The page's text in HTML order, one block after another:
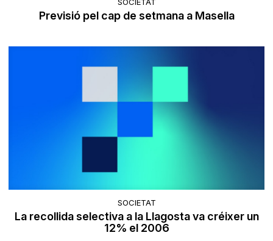
Previsió pel cap de setmana a Masella
SOCIETAT
La recollida selectiva a la Llagosta va créixer un
12% el 2006